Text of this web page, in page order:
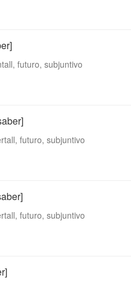
futuro, subjuntivo
futuro, subjuntivo
futuro, subjuntivo